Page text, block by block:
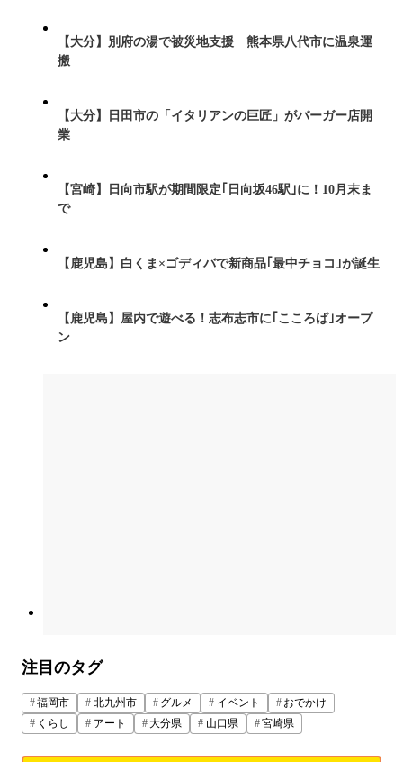
【大分】別府の湯で被災地支援 熊本県八代市に温泉運
搬
【大分】日田市の「イタリアンの巨匠」がバーガー店開
業
【宮崎】日向市駅が期間限定｢日向坂46駅｣に！10月末ま
で
【鹿児島】白くま×ゴディバで新商品｢最中チョコ｣が誕生
【鹿児島】屋内で遊べる！志布志市に｢こころば｣オープ
ン
注目のタグ
福岡市 北九州市 グルメ イベント
おでかけ
くらし
アート 大分県 山口県 宮崎県